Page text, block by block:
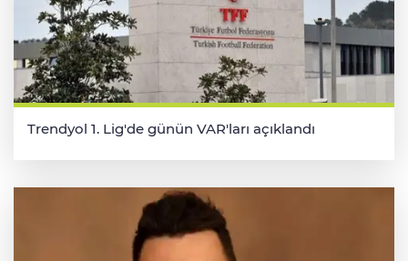
Trendyol 1. Lig'de günün VAR'ları açıklandı